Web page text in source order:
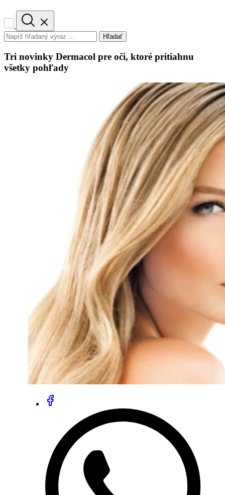
Hľadať
Tri novinky Dermacol pre oči, ktoré pritiahnu
všetky pohľady